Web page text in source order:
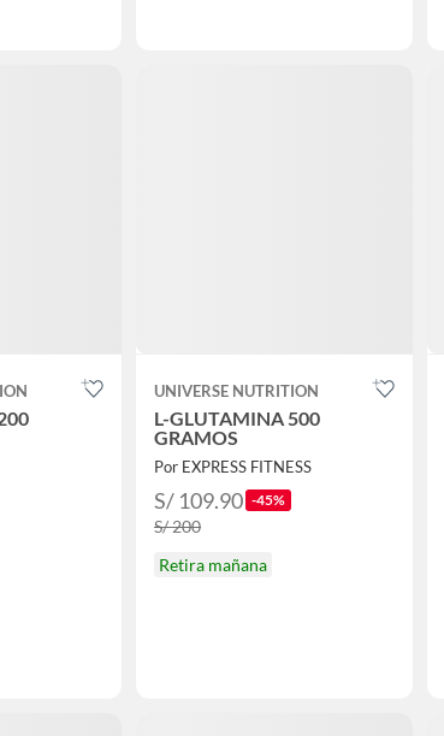
UNIVERSE NUTRITION
L-GLUTAMINA 500
GRAMOS
Por EXPRESS FITNESS
S/ 109.90 -45%
S/ 200
Retira mañana